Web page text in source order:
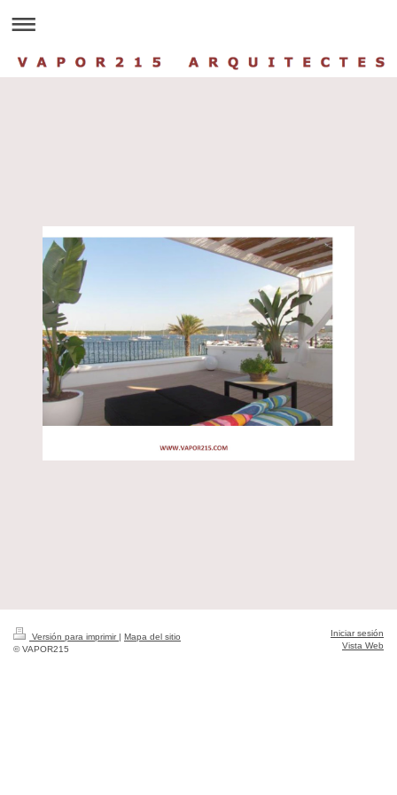
Versión para imprimir | Mapa del sitio
© VAPOR215
Iniciar sesión
Vista Web